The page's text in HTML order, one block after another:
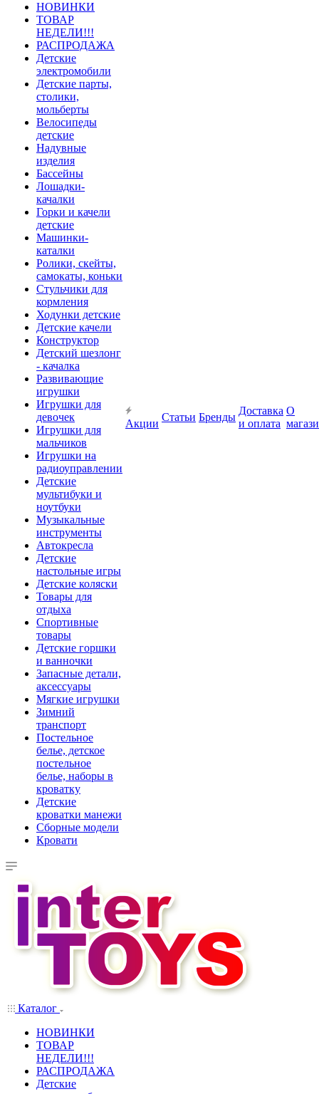
НОВИНКИ
ТОВАР
НЕДЕЛИ!!!
РАСПРОДАЖА
Детские
электромобили
Детские парты,
столики,
мольберты
Велосипеды
детские
Надувные
изделия
Бассейны
Лошадки-
качалки
Горки и качели
детские
Машинки-
каталки
Ролики, скейты,
самокаты, коньки
Стульчики для
кормления
Ходунки детские
Детские качели
Конструктор
Детский шезлонг
- качалка
Развивающие
игрушки
Игрушки для
девочек
Игрушки для
мальчиков
Игрушки на
радиоуправлении
Детские
мультибуки и
ноутбуки
Музыкальные
инструменты
Автокресла
Детские
настольные игры
Детские коляски
Товары для
отдыха
Спортивные
товары
Детские горшки
и ванночки
Запасные детали,
аксессуары
Мягкие игрушки
Зимний
транспорт
Постельное
белье, детское
постельное
белье, наборы в
кроватку
Детские
кроватки манежи
Сборные модели
Кровати
Акции
Статьи Бренды
Доставка
и оплата
О
Каталог
НОВИНКИ
ТОВАР
НЕДЕЛИ!!!
РАСПРОДАЖА
Детские